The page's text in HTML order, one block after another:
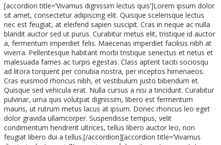
[accordion title=’Vivamus dignissim lectus quis’]Lorem ipsum dolor
sit amet, consectetur adipiscing elit. Quisque scelerisque lectus
nec est feugiat, at eleifend sapien suscipit. Cras in neque ac nulla
blandit auctor sed ut purus. Curabitur metus elit, tristique id auctor
a, fermentum imperdiet felis. Maecenas imperdiet facilisis nibh at
viverra. Pellentesque habitant morbi tristique senectus et netus et
malesuada fames ac turpis egestas. Class aptent taciti sociosqu
ad litora torquent per conubia nostra, per inceptos himenaeos.
Cras euismod rhoncus nibh, et vestibulum justo bibendum et.
Quisque sed vehicula erat. Nulla cursus a nisi a tincidunt. Curabitur
pulvinar, urna quis volutpat dignissim, libero est fermentum
mauris, ut rutrum metus lacus at ipsum. Donec rhoncus leo eget
dolor gravida ullamcorper. Suspendisse tempus, velit
condimentum hendrerit ultrices, tellus libero auctor leo, non
feugiat libero dui a tellus.[/accordion][accordion title=’Vivamus